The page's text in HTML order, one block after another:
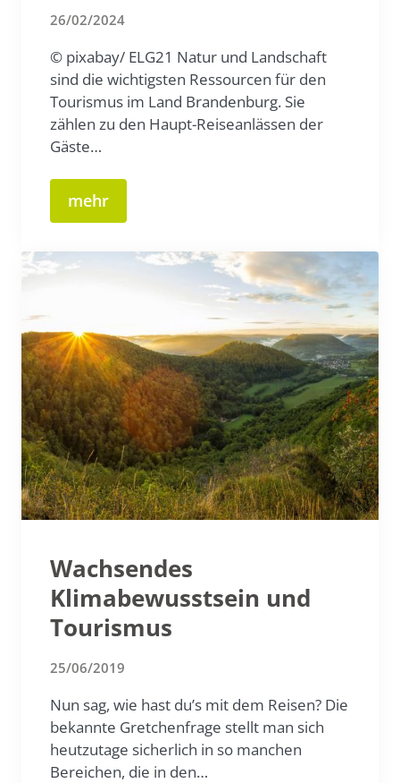
26/02/2024
© pixabay/ ELG21 Natur und Landschaft
sind die wichtigsten Ressourcen für den
Tourismus im Land Brandenburg. Sie
zählen zu den Haupt-Reiseanlässen der
Gäste…
mehr
Wachsendes
Klimabewusstsein und
Tourismus
25/06/2019
Nun sag, wie hast du’s mit dem Reisen? Die
bekannte Gretchenfrage stellt man sich
heutzutage sicherlich in so manchen
Bereichen, die in den…